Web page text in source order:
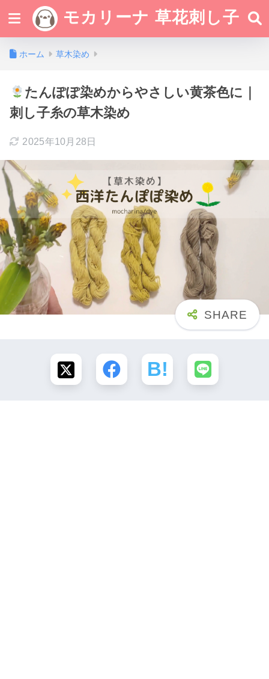
モカリーナ 草花刺し子
ホーム 草木染め
たんぽぽ染めからやさしい黄茶色に｜
刺し子糸の草木染め
2025年10月28日